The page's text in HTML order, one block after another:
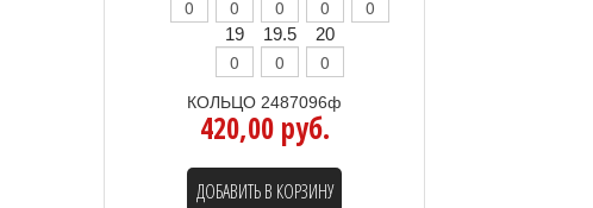
19 19.5 20
КОЛЬЦО 2487096ф
420,00 руб.
ДОБАВИТЬ В КОРЗИНУ